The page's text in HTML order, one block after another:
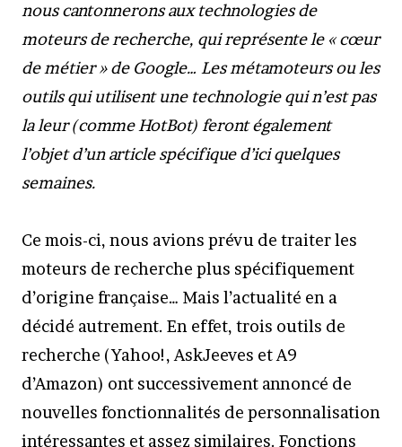
nous cantonnerons aux technologies de
moteurs de recherche, qui représente le « cœur
de métier » de Google… Les métamoteurs ou les
outils qui utilisent une technologie qui n’est pas
la leur (comme HotBot) feront également
l’objet d’un article spécifique d’ici quelques
semaines.
Ce mois-ci, nous avions prévu de traiter les
moteurs de recherche plus spécifiquement
d’origine française… Mais l’actualité en a
décidé autrement. En effet, trois outils de
recherche (Yahoo!, AskJeeves et A9
d’Amazon) ont successivement annoncé de
nouvelles fonctionnalités de personnalisation
intéressantes et assez similaires. Fonctions